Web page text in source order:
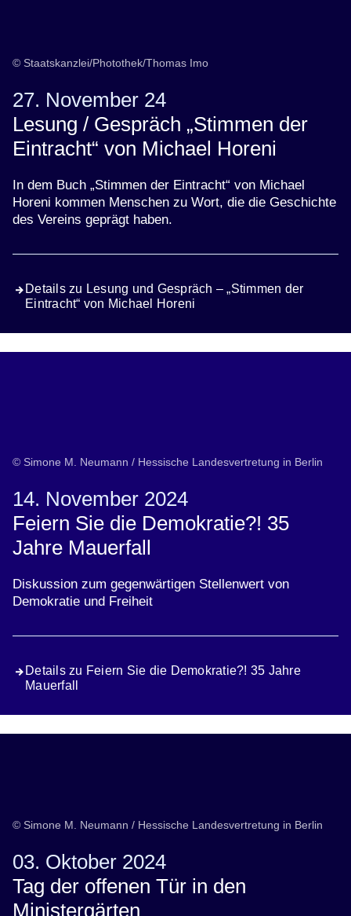
© Staatskanzlei/Photothek/Thomas Imo
27. November 24
Lesung / Gespräch „Stimmen der
Eintracht“ von Michael Horeni
In dem Buch „Stimmen der Eintracht“ von Michael
Horeni kommen Menschen zu Wort, die die Geschichte
des Vereins geprägt haben.
Details zu Lesung und Gespräch – „Stimmen der
Eintracht“ von Michael Horeni
© Simone M. Neumann / Hessische Landesvertretung in Berlin
14. November 2024
Feiern Sie die Demokratie?! 35
Jahre Mauerfall
Diskussion zum gegenwärtigen Stellenwert von
Demokratie und Freiheit
Details zu Feiern Sie die Demokratie?! 35 Jahre
Mauerfall
© Simone M. Neumann / Hessische Landesvertretung in Berlin
03. Oktober 2024
Tag der offenen Tür in den
Ministergärten